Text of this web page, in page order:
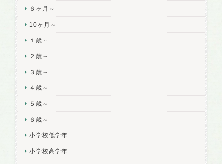
６ヶ月～
10ヶ月～
１歳～
２歳～
３歳～
４歳～
５歳～
６歳～
小学校低学年
小学校高学年